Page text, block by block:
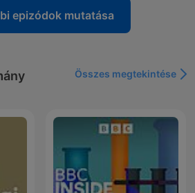
epizódok mutatása
Összes megtekintése